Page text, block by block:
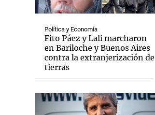
Política y Economía
Fito Páez y Lali marcharon
en Bariloche y Buenos Aires
contra la extranjerización de
tierras
Notas